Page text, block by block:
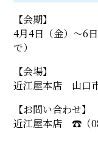
【会期】
4月4日（金）〜6
で）
【会場】
近江屋本店 山口
【お問い合わせ】
近江屋本店 ☎︎（